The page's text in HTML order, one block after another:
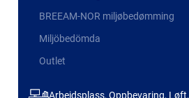
BREEAM-NOR miljøbedømming
Miljöbedömda
Outlet
Arbeidsplass, Oppbevaring, Løft,